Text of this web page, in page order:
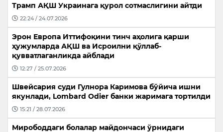
Трамп АҚШ Украинага қурол сотмаслигини айтди
22:24 / 24.07.2026
Эрон Европа Иттифоқини тинч аҳолига қарши
ҳужумларда АҚШ ва Исроилни қўллаб-
қувватлаганликда айблади
12:27 / 25.07.2026
Швейсария суди Гулнора Каримова бўйича ишни
якунлади, Lombard Odier банки жаримага тортилди
15:21 / 28.07.2026
Мирободдаги болалар майдончаси ўрнидаги